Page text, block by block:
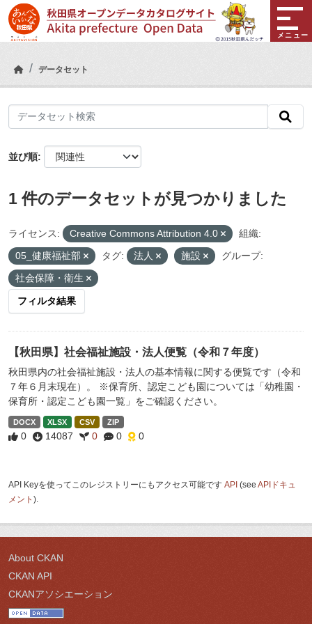
Skip to main content
メニュー
データセット
並び順
1 件のデータセットが見つかりました
ライセンス: Creative Commons Attribution 4.0
組織:
05_健康福祉部
タグ: 法人 施設
グループ:
社会保障・衛生
フィルタ結果
【秋田県】社会福祉施設・法人便覧（令和７年度）
秋田県内の社会福祉施設・法人の基本情報に関する便覧です（令和
７年６月末現在）。 ※保育所、認定こども園については「幼稚園・
保育所・認定こども園一覧」をご確認ください。
DOCX XLSX CSV ZIP
0 14087 0 0 0
API Keyを使ってこのレジストリーにもアクセス可能です API (see APIドキュ
メント ).
About CKAN
CKAN API
CKANアソシエーション